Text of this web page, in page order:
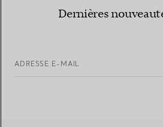
Dernières
ADRESSE E-MAIL